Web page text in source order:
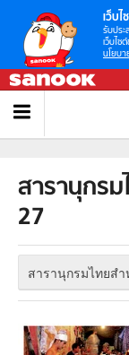
เว็บไ
รับปร
เว็บไซ
นโยบา
สารานุกรม
27
สารานุกรมไทยสำ